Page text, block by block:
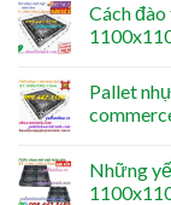
Cách
Pallet
Những